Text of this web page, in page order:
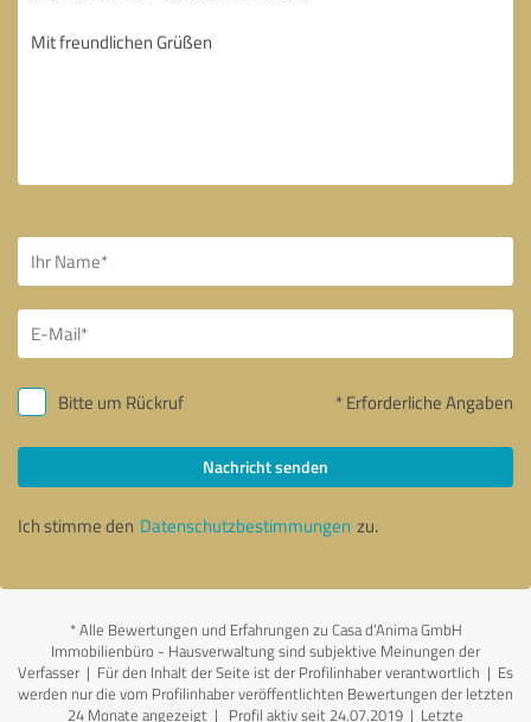
Bitte um Rückruf * Erforderliche Angaben
Nachricht senden
Ich stimme den Datenschutzbestimmungen zu.
*Alle Bewertungen und Erfahrungen zu Casa d’Anima GmbH
Immobilienbüro - Hausverwaltung sind subjektive Meinungen der
Verfasser | Für den Inhalt der Seite ist der Profilinhaber verantwortlich | Es
werden nur die vom Profilinhaber veröffentlichten Bewertungen der letzten
24 Monate angezeigt | Profil aktiv seit 24.07.2019 | Letzte